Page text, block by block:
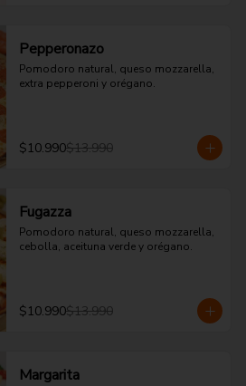
Pepperonazo
Pomodoro natural, queso mozzarella,
extra pepperoni y orégano.
$10.990$13.990
Fugazza
Pomodoro natural, queso mozzarella,
cebolla, aceituna verde y orégano.
$10.990$13.990
Margarita